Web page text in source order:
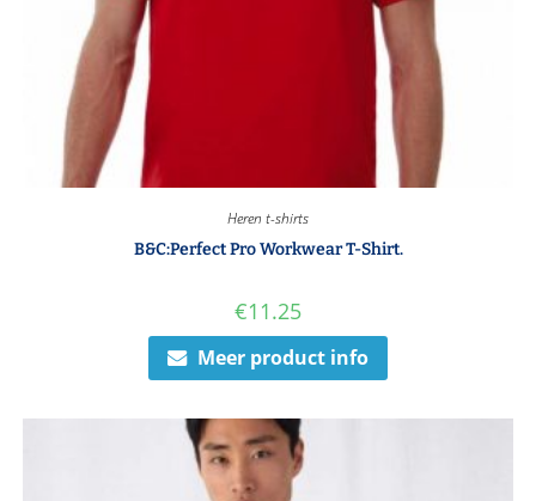
Heren t-shirts
B&C:Perfect Pro Workwear T-Shirt.
€11.25
Meer product info